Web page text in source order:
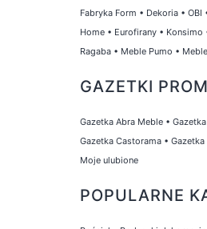
Fabryka Form • Dekoria • OBI
Home • Eurofirany • Konsimo
Ragaba • Meble Pumo •
GAZETKI
Gazetka Abra Meble •
Gazetka Castorama •
Moje ulubione
POPULARNE